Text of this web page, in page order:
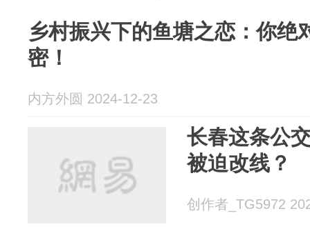
乡村振兴下的鱼塘之恋：你绝
密！
内方外圆 2024-12-23
长春这条公
被迫改线？
创作者_TG5972